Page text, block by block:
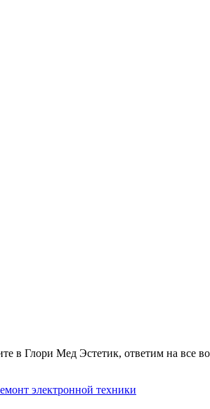
в Глори Мед Эстетик, ответим на все
электронной техники